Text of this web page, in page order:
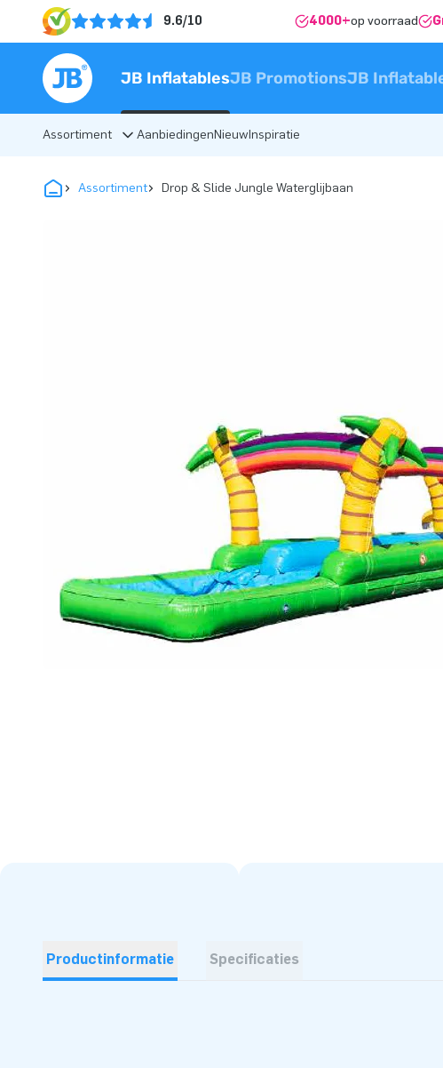
9.6/10 4000+op voorraad
JB InflatablesJB PromotionsJB
Assortiment AanbiedingenNieuwInspiratie
Assortiment Drop & Slide Jungle Waterglijbaan
Productinformatie Specificaties